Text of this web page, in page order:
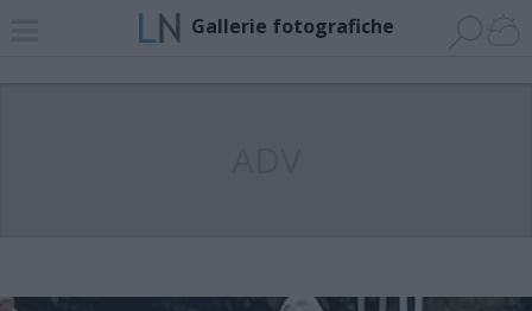
Gallerie fotografiche